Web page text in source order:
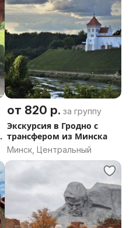
от 820 р. за группу
Экскурсия в Гродно с
трансфером из Минска
Минск, Центральный